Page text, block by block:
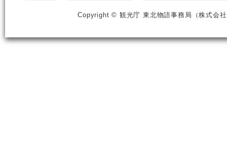
Copyright © 観光庁 東北物語事務局（株式会